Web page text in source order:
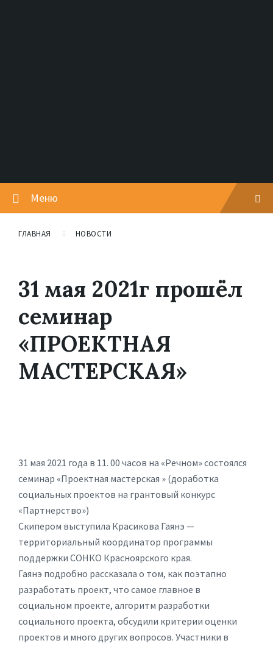
Меню
ГЛАВНАЯ НОВОСТИ
31 мая 2021г прошёл
семинар
«ПРОЕКТНАЯ
МАСТЕРСКАЯ»
31 мая 2021 года в 11. 00 часов на «Речном» состоялся
семинар «Проектная мастерская » (доработка
социальных проектов на грантовый конкурс
«Партнерство»)
Скипером выступила Красикова Гаянэ —
территориальный координатор программы
поддержки СОНКО Красноярского края.
Гаянэ подробно рассказала о том, как поэтапно
разработать проект, что самое главное в
социальном проекте, алгоритм разработки
социального проекта, обсудили критерии оценки
проектов и много других вопросов. Участники в